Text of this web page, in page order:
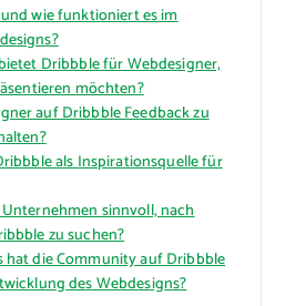
wie funktioniert es im
Dribbble für Webdesigner,
möchten?
auf Dribbble Feedback zu
als Inspirationsquelle für
sinnvoll, nach
zu suchen?
hat die Community auf Dribbble
des Webdesigns?